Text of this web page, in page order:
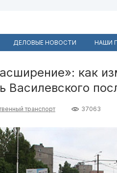
ДЕЛОВЫЕ НОВОСТИ НАШИ
как
Василевского
транспорт 37063